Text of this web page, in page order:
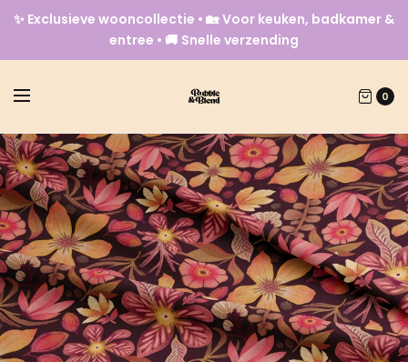
✨ Exclusieve wooncollectie • 🏡 Voor keuken, badkamer &
entree • 🚚 Snelle verzending
0